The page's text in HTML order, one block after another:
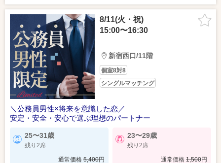
8/11(火・祝)
15:00〜16:30
新宿西口/11階
個室8対8
シングルマッチング
＼公務員男性×将来を意識した恋／
安定・安全・安心で選ぶ理想のパートナー
25〜31歳
残り2席
通常価格 5,400円
23〜29歳
残り2席
通常価格 1,500円